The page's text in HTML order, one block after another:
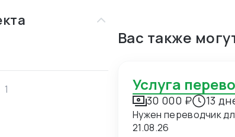
1
Вас также
Услуга
30 000 ₽ 13
Нужен переводчик
21.08.26